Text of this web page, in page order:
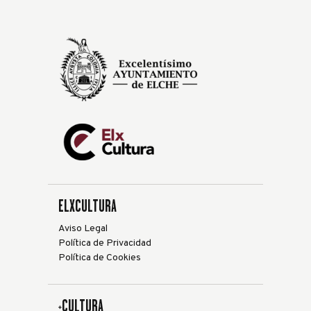
ELXCULTURA
Aviso Legal
Política de Privacidad
Política de Cookies
+CULTURA